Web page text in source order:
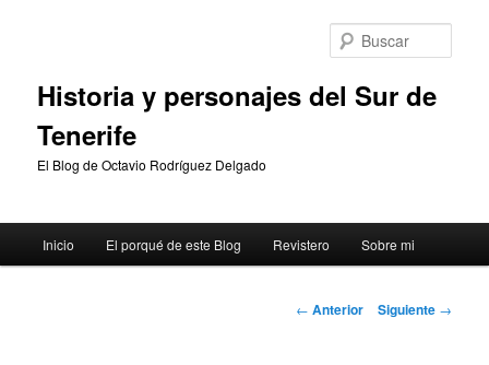
Historia y personajes del Sur de
Tenerife
El Blog de Octavio Rodríguez Delgado
principal
Inicio El porqué de este Blog Revistero Sobre mi
Navegación
← Anterior Siguiente →